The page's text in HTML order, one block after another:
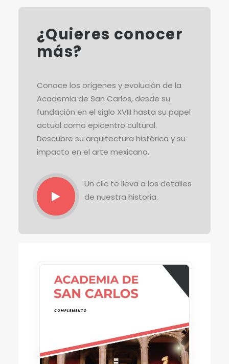
¿Quieres conocer
más?
Conoce los orígenes y evolución de la
Academia de San Carlos, desde su
fundación en el siglo XVIII hasta su papel
actual como epicentro cultural.
Descubre su arquitectura histórica y su
impacto en el arte mexicano.
Un clic te lleva a los detalles
de nuestra historia.